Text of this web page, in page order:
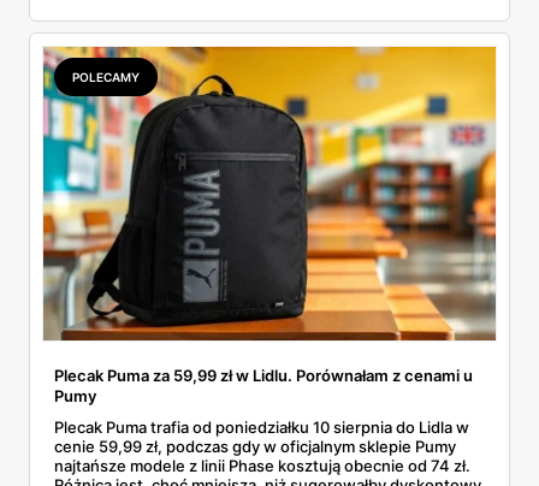
pojawi się w gazetkach w przyszłym tygodniu i czy jest
sens kupować jesień, zanim skończą się wakacje.
POLECAMY
Plecak Puma za 59,99 zł w Lidlu. Porównałam z cenami u
Pumy
Plecak Puma trafia od poniedziałku 10 sierpnia do Lidla w
cenie 59,99 zł, podczas gdy w oficjalnym sklepie Pumy
najtańsze modele z linii Phase kosztują obecnie od 74 zł.